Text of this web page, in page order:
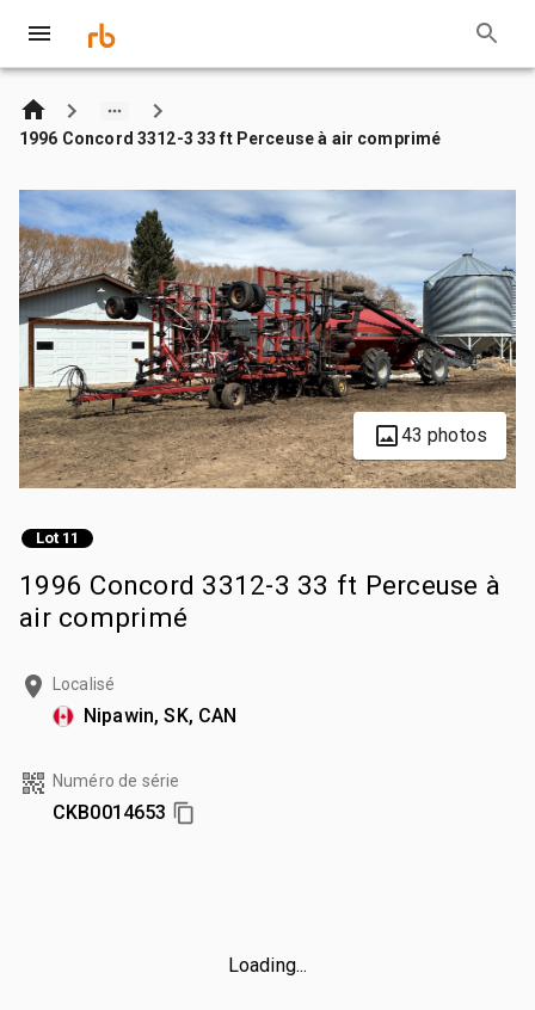
1996 Concord 3312-3 33 ft Perceuse à air comprimé
43 photos
Lot 11
1996 Concord 3312-3 33 ft Perceuse à
air comprimé
Localisé
Nipawin, SK, CAN
Numéro de série
CKB0014653
Loading...